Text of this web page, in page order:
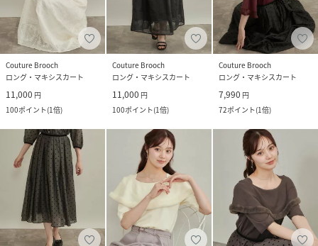
Couture Brooch
ロング・マキシスカート
11,000 円
100ポイント(1倍)
Couture Brooch
ロング・マキシスカート
11,000 円
100ポイント(1倍)
Couture Brooch
ロング・マキシスカート
7,990 円
72ポイント(1倍)